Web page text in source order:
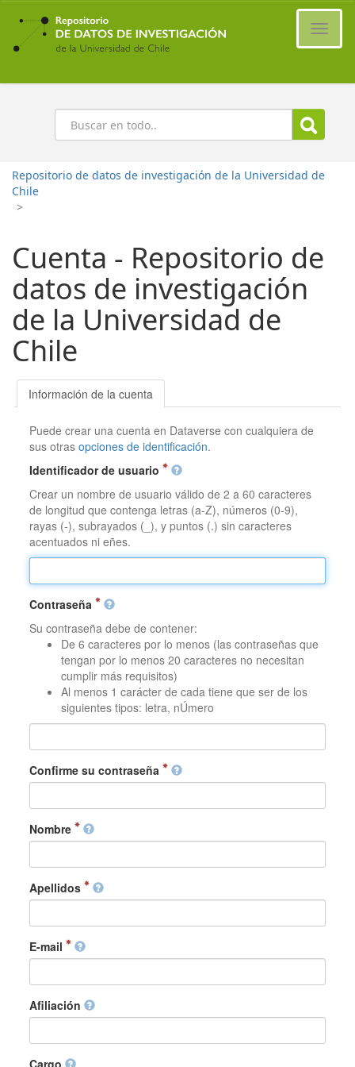
Ir
contenido
principal
Buscar
Repositorio de datos de investigación de la Universidad de
Chile
>
Cuenta - Repositorio de
datos de investigación
de la Universidad de
Chile
Información de la cuenta
Puede crear una cuenta en Dataverse con cualquiera de
sus otrasopciones de identificación.
Identificador de usuario
Crear un nombre de usuario válido de 2 a 60 caracteres
de longitud que contenga letras (a-Z), números (0-9),
rayas (-), subrayados (_), y puntos (.) sin caracteres
acentuados ni eñes.
Contraseña
Su contraseña debe de contener:
De 6 caracteres por lo menos (las contraseñas que
tengan por lo menos 20 caracteres no necesitan
cumplir más requisitos)
Al menos 1 carácter de cada tiene que ser de los
siguientes tipos: letra, nÚmero
Confirme su contraseña
Nombre
Apellidos
E-mail
Afiliación
Cargo